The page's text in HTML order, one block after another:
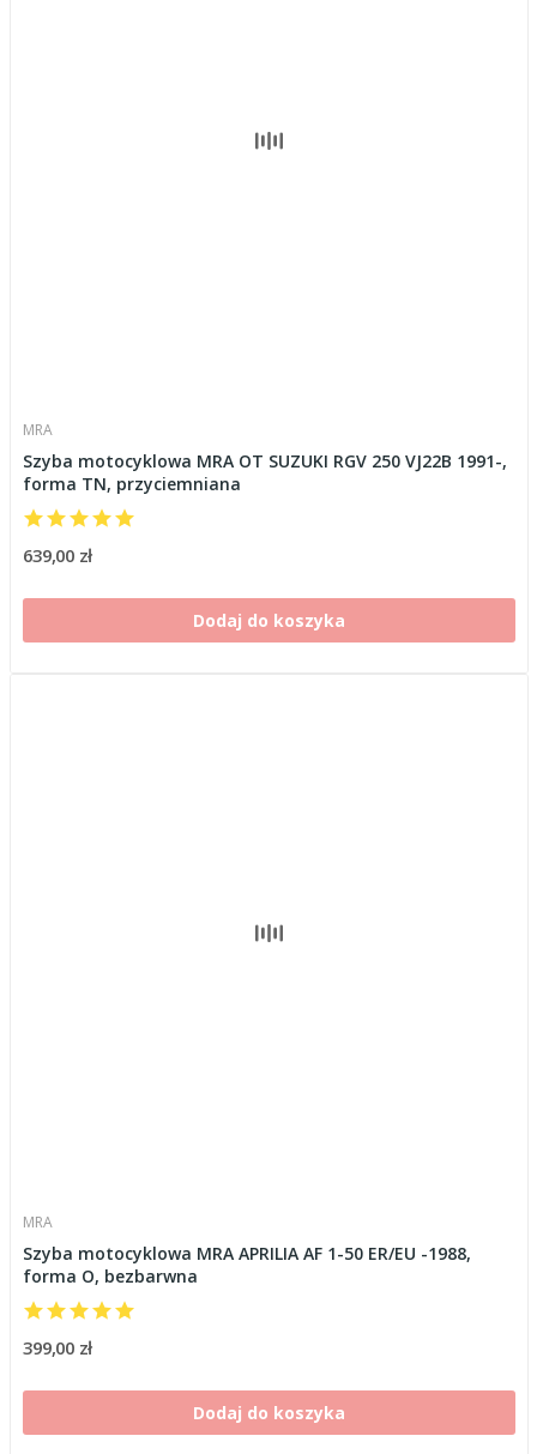
MRA
Szyba motocyklowa MRA OT SUZUKI RGV 250 VJ22B 1991-,
forma TN, przyciemniana
639,00 zł
Dodaj do koszyka
MRA
Szyba motocyklowa MRA APRILIA AF 1-50 ER/EU -1988,
forma O, bezbarwna
399,00 zł
Dodaj do koszyka